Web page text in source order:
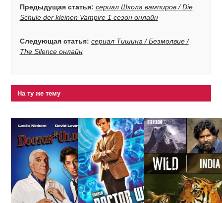
Предыдущая статья: сериал Школа вампиров / Die
Schule der kleinen Vampire 1 сезон онлайн
Следующая статья: сериал Тишина / Безмолвие /
The Silence онлайн
На ту же тему